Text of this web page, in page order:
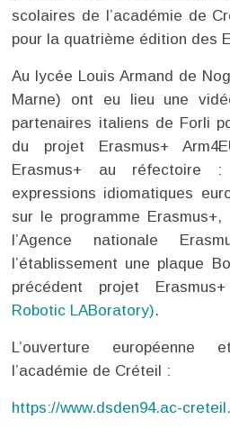
scolaires de l’académie de
pour la quatrième édition des
Au lycée Louis Armand de
Marne) ont eu lieu une
partenaires italiens de Forli
du projet Erasmus+
Erasmus+ au réfectoire :
expressions idiomatiques
sur le programme
l’Agence nationale
l’établissement une plaque
précédent projet
Robotic LABoratory).
L’ouverture européenne
l’académie de Créteil :
https://www.dsden94.ac-